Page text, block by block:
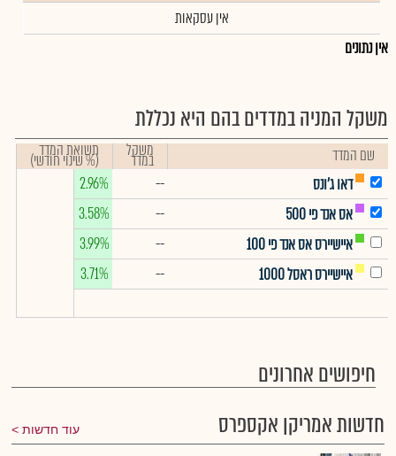
אין עסקאות
אין נתונים
משקל המניה במדדים בהם היא נכללת
שם המדד משקל
במדד תשואת המדד
(% שינוי חודשי)
דאו ג'ונס
--
2.96%
אס אנד פי 500
--
3.58%
איישיירס אס אנד פי 100
--
3.99%
איישיירס ראסל 1000
--
3.71%
חיפושים אחרונים
חדשות אמריקן אקספרס
עוד חדשות